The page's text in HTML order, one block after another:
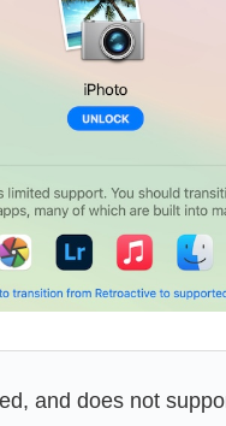
and does not